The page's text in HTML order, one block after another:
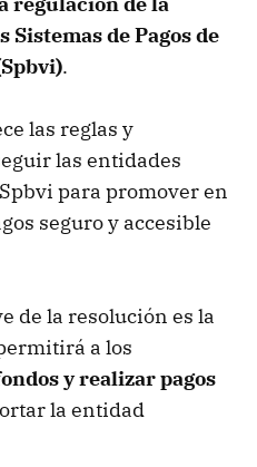
de Pagos de
.
las reglas y
las entidades
para promover en
seguro y accesible
de la resolución es la
a los
y realizar pagos
la entidad